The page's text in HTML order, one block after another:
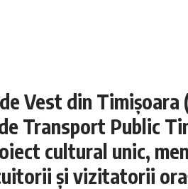
Vest din
Transport Public
cultural unic,
și vizitatorii